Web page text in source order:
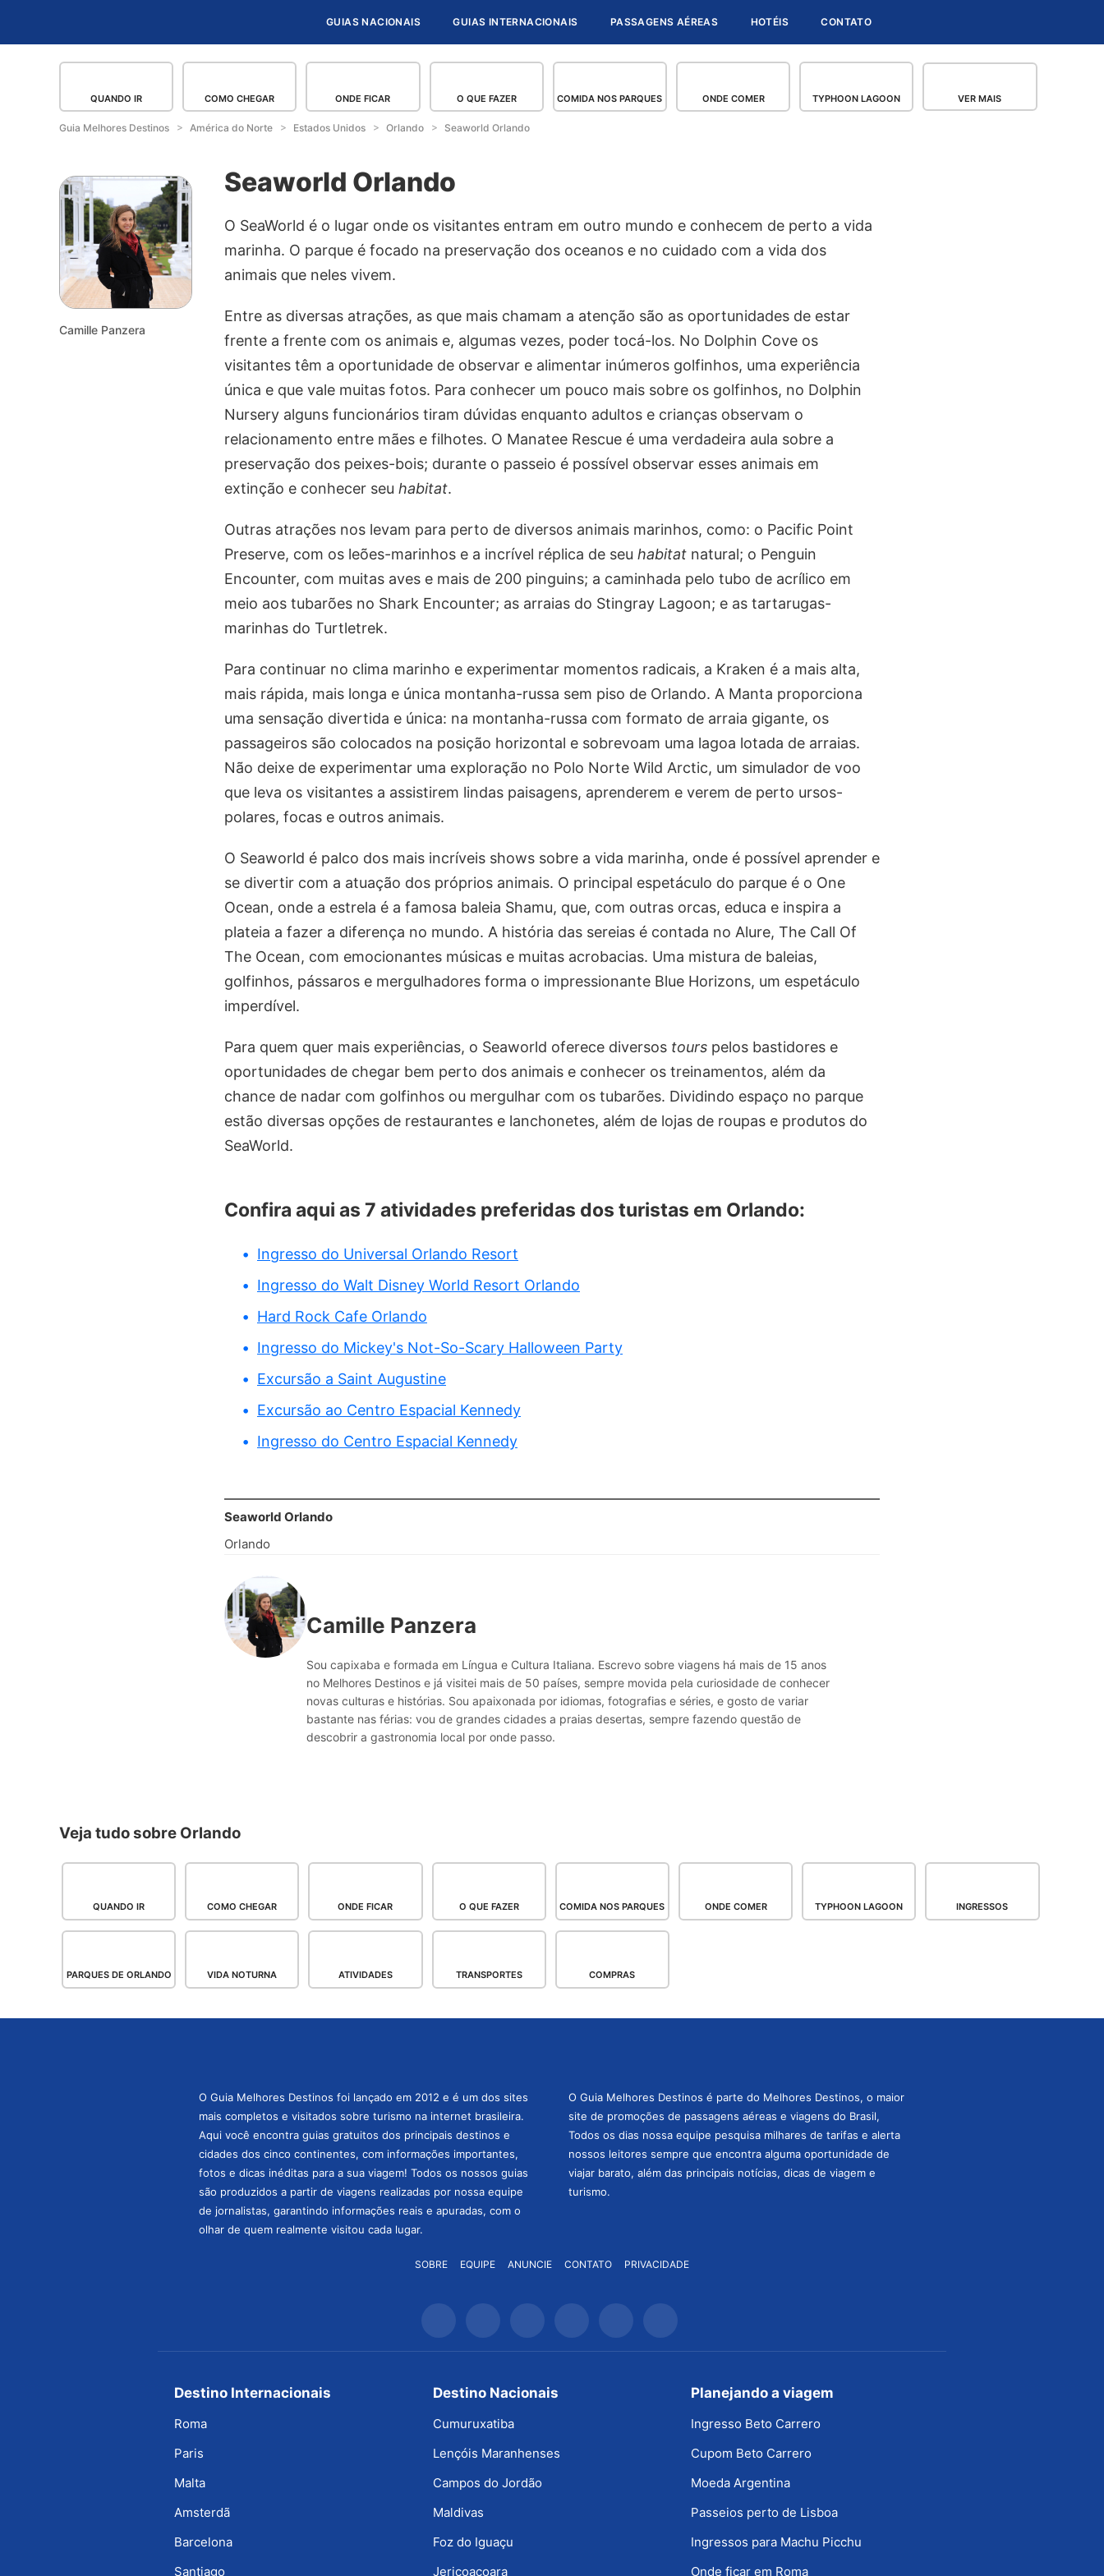
GUIAS NACIONAIS GUIAS INTERNACIONAIS PASSAGENS AÉREAS HOTÉIS CONTATO
QUANDO IR COMO CHEGAR ONDE FICAR O QUE FAZER COMIDA NOS PARQUES ONDE COMER TYPHOON LAGOON VER MAIS
Guia Melhores Destinos América do Norte Estados Unidos Orlando Seaworld Orlando
Camille Panzera
Seaworld Orlando
O SeaWorld é o lugar onde os visitantes entram em outro mundo e conhecem de perto a vida
marinha. O parque é focado na preservação dos oceanos e no cuidado com a vida dos
animais que neles vivem.
Entre as diversas atrações, as que mais chamam a atenção são as oportunidades de estar
frente a frente com os animais e, algumas vezes, poder tocá-los. No Dolphin Cove os
visitantes têm a oportunidade de observar e alimentar inúmeros golfinhos, uma experiência
única e que vale muitas fotos. Para conhecer um pouco mais sobre os golfinhos, no Dolphin
Nursery alguns funcionários tiram dúvidas enquanto adultos e crianças observam o
relacionamento entre mães e filhotes. O Manatee Rescue é uma verdadeira aula sobre a
preservação dos peixes-bois; durante o passeio é possível observar esses animais em
extinção e conhecer seu habitat.
Outras atrações nos levam para perto de diversos animais marinhos, como: o Pacific Point
Preserve, com os leões-marinhos e a incrível réplica de seu habitat natural; o Penguin
Encounter, com muitas aves e mais de 200 pinguins; a caminhada pelo tubo de acrílico em
meio aos tubarões no Shark Encounter; as arraias do Stingray Lagoon; e as tartarugas-
marinhas do Turtletrek.
Para continuar no clima marinho e experimentar momentos radicais, a Kraken é a mais alta,
mais rápida, mais longa e única montanha-russa sem piso de Orlando. A Manta proporciona
uma sensação divertida e única: na montanha-russa com formato de arraia gigante, os
passageiros são colocados na posição horizontal e sobrevoam uma lagoa lotada de arraias.
Não deixe de experimentar uma exploração no Polo Norte Wild Arctic, um simulador de voo
que leva os visitantes a assistirem lindas paisagens, aprenderem e verem de perto ursos-
polares, focas e outros animais.
O Seaworld é palco dos mais incríveis shows sobre a vida marinha, onde é possível aprender e
se divertir com a atuação dos próprios animais. O principal espetáculo do parque é o One
Ocean, onde a estrela é a famosa baleia Shamu, que, com outras orcas, educa e inspira a
plateia a fazer a diferença no mundo. A história das sereias é contada no Alure, The Call Of
The Ocean, com emocionantes músicas e muitas acrobacias. Uma mistura de baleias,
golfinhos, pássaros e mergulhadores forma o impressionante Blue Horizons, um espetáculo
imperdível.
Para quem quer mais experiências, o Seaworld oferece diversos tours pelos bastidores e
oportunidades de chegar bem perto dos animais e conhecer os treinamentos, além da
chance de nadar com golfinhos ou mergulhar com os tubarões. Dividindo espaço no parque
estão diversas opções de restaurantes e lanchonetes, além de lojas de roupas e produtos do
SeaWorld.
Confira aqui as 7 atividades preferidas dos turistas em Orlando:
Ingresso do Universal Orlando Resort
Ingresso do Walt Disney World Resort Orlando
Hard Rock Cafe Orlando
Ingresso do Mickey's Not-So-Scary Halloween Party
Excursão a Saint Augustine
Excursão ao Centro Espacial Kennedy
Ingresso do Centro Espacial Kennedy
Seaworld Orlando
Orlando
Camille Panzera
Sou capixaba e formada em Língua e Cultura Italiana. Escrevo sobre viagens há mais de 15 anos
no Melhores Destinos e já visitei mais de 50 países, sempre movida pela curiosidade de conhecer
novas culturas e histórias. Sou apaixonada por idiomas, fotografias e séries, e gosto de variar
bastante nas férias: vou de grandes cidades a praias desertas, sempre fazendo questão de
descobrir a gastronomia local por onde passo.
Veja tudo sobre Orlando
QUANDO IR COMO CHEGAR ONDE FICAR O QUE FAZER COMIDA NOS PARQUES ONDE COMER TYPHOON LAGOON INGRESSOS
PARQUES DE ORLANDO VIDA NOTURNA ATIVIDADES TRANSPORTES COMPRAS
O Guia Melhores Destinos foi lançado em 2012 e é um dos sites
mais completos e visitados sobre turismo na internet brasileira.
Aqui você encontra guias gratuitos dos principais destinos e
cidades dos cinco continentes, com informações importantes,
fotos e dicas inéditas para a sua viagem! Todos os nossos guias
são produzidos a partir de viagens realizadas por nossa equipe
de jornalistas, garantindo informações reais e apuradas, com o
olhar de quem realmente visitou cada lugar.
O Guia Melhores Destinos é parte do Melhores Destinos, o maior
site de promoções de passagens aéreas e viagens do Brasil,
Todos os dias nossa equipe pesquisa milhares de tarifas e alerta
nossos leitores sempre que encontra alguma oportunidade de
viajar barato, além das principais notícias, dicas de viagem e
turismo.
SOBRE EQUIPE ANUNCIE CONTATO PRIVACIDADE
Destino Internacionais
Roma
Paris
Malta
Amsterdã
Barcelona
Santiago
Destino Nacionais
Cumuruxatiba
Lençóis Maranhenses
Campos do Jordão
Maldivas
Foz do Iguaçu
Jericoacoara
Planejando a viagem
Ingresso Beto Carrero
Cupom Beto Carrero
Moeda Argentina
Passeios perto de Lisboa
Ingressos para Machu Picchu
Onde ficar em Roma